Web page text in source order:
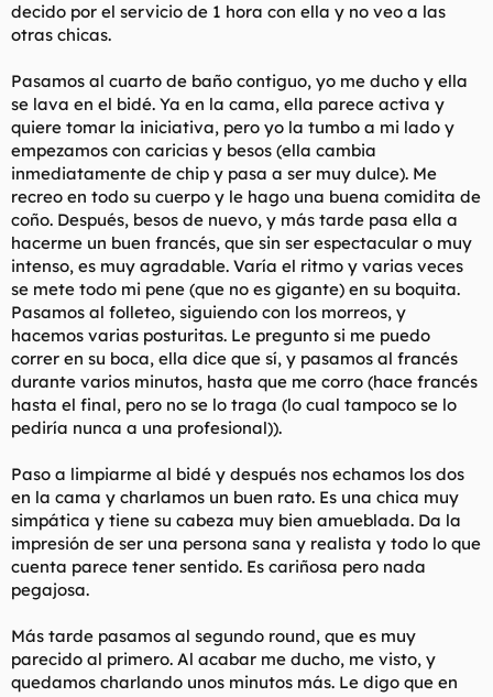
decido por el servicio de 1 hora con ella y no veo a las
otras chicas.
Pasamos al cuarto de baño contiguo, yo me ducho y ella
se lava en el bidé. Ya en la cama, ella parece activa y
quiere tomar la iniciativa, pero yo la tumbo a mi lado y
empezamos con caricias y besos (ella cambia
inmediatamente de chip y pasa a ser muy dulce). Me
recreo en todo su cuerpo y le hago una buena comidita de
coño. Después, besos de nuevo, y más tarde pasa ella a
hacerme un buen francés, que sin ser espectacular o muy
intenso, es muy agradable. Varía el ritmo y varias veces
se mete todo mi pene (que no es gigante) en su boquita.
Pasamos al folleteo, siguiendo con los morreos, y
hacemos varias posturitas. Le pregunto si me puedo
correr en su boca, ella dice que sí, y pasamos al francés
durante varios minutos, hasta que me corro (hace francés
hasta el final, pero no se lo traga (lo cual tampoco se lo
pediría nunca a una profesional)).
Paso a limpiarme al bidé y después nos echamos los dos
en la cama y charlamos un buen rato. Es una chica muy
simpática y tiene su cabeza muy bien amueblada. Da la
impresión de ser una persona sana y realista y todo lo que
cuenta parece tener sentido. Es cariñosa pero nada
pegajosa.
Más tarde pasamos al segundo round, que es muy
parecido al primero. Al acabar me ducho, me visto, y
quedamos charlando unos minutos más. Le digo que en